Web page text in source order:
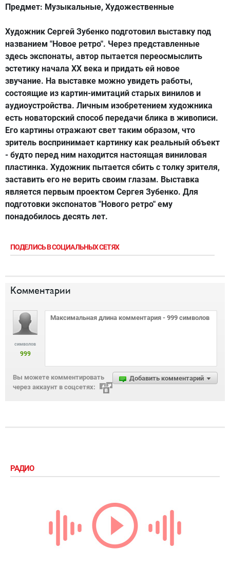
Предмет: Музыкальные, Художественные
Художник Сергей Зубенко подготовил выставку под
названием "Новое ретро". Через представленные
здесь экспонаты, автор пытается переосмыслить
эстетику начала ХХ века и придать ей новое
звучание. На выставке можно увидеть работы,
состоящие из картин-имитаций старых винилов и
аудиоустройства. Личным изобретением художника
есть новаторский способ передачи блика в живописи.
Его картины отражают свет таким образом, что
зритель воспринимает картинку как реальный объект
- будто перед ним находится настоящая виниловая
пластинка. Художник пытается сбить с толку зрителя,
заставить его не верить своим глазам. Выставка
является первым проектом Сергея Зубенко. Для
подготовки экспонатов "Нового ретро" ему
понадобилось десять лет.
ПОДЕЛИСЬ В СОЦИАЛЬНЫХ СЕТЯХ
Комментарии
символов
999
Добавить комментарий
Вы можете комментировать
через аккаунт в соцсетях:
РАДИО